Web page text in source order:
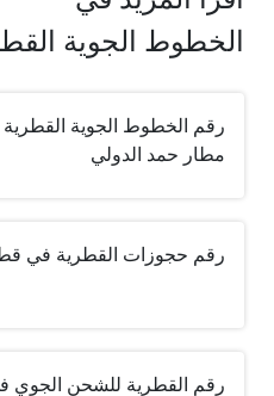
الخطوط الجوية
رقم الخطوط الجوية القطرية
مطار حمد الدولي
رقم حجوزات القطرية في
رقم القطرية للشحن الجوي